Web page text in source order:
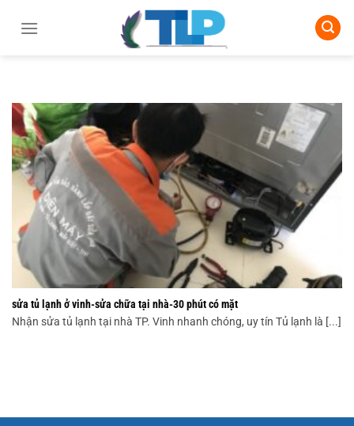
sửa tủ lạnh ở vinh-sửa chữa tại nhà-30 phút có mặt
Nhận sửa tủ lạnh tại nhà TP. Vinh nhanh chóng, uy tín Tủ lạnh là [...]